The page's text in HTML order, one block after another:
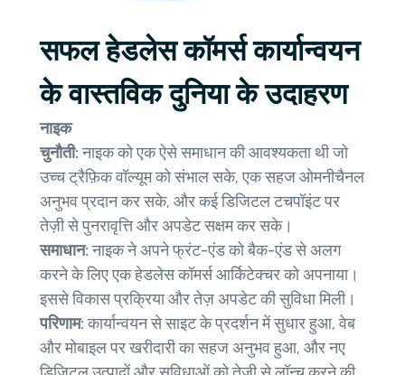
सफल हेडलेस कॉमर्स कार्यान्वयन
के वास्तविक दुनिया के उदाहरण
नाइक
चुनौती:नाइक को एक ऐसे समाधान की आवश्यकता थी जो
उच्च ट्रैफ़िक वॉल्यूम को संभाल सके, एक सहज ओमनीचैनल
अनुभव प्रदान कर सके, और कई डिजिटल टचपॉइंट पर
तेज़ी से पुनरावृत्ति और अपडेट सक्षम कर सके।
समाधान:नाइक ने अपने फ्रंट-एंड को बैक-एंड से अलग
करने के लिए एक हेडलेस कॉमर्स आर्किटेक्चर को अपनाया।
इससे विकास प्रक्रिया और तेज़ अपडेट की सुविधा मिली।
परिणाम:कार्यान्वयन से साइट के प्रदर्शन में सुधार हुआ, वेब
और मोबाइल पर खरीदारी का सहज अनुभव हुआ, और नए